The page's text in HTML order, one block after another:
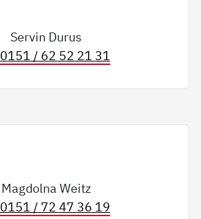
Servin Durus
0151 / 62 52 21 31
Magdolna Weitz
0151 / 72 47 36 19